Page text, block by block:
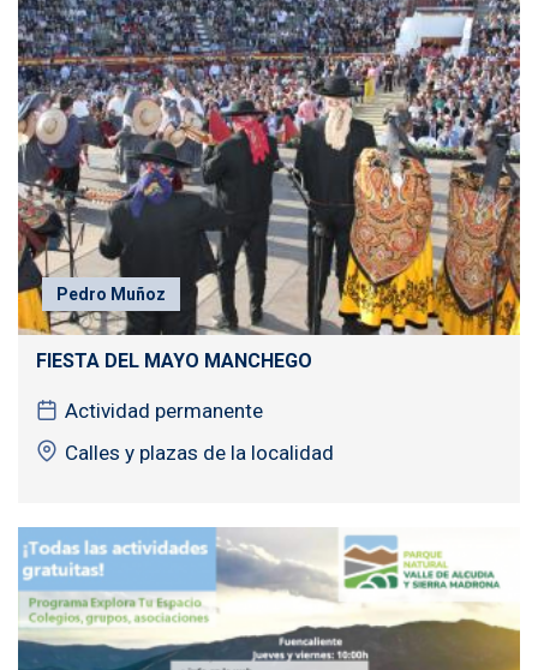
Pedro Muñoz
FIESTA DEL MAYO MANCHEGO
Actividad permanente
Calles y plazas de la localidad